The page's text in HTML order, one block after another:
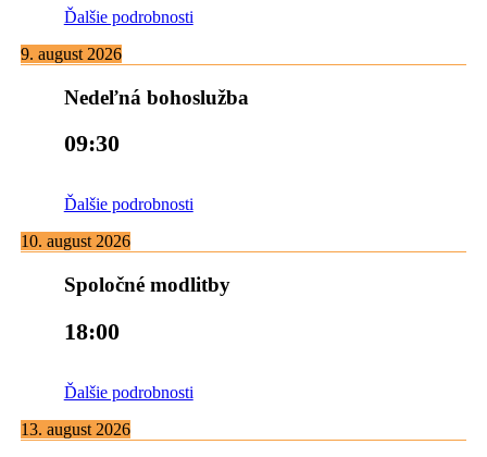
Ďalšie podrobnosti
9. august 2026
Nedeľná bohoslužba
09:30
Ďalšie podrobnosti
10. august 2026
Spoločné modlitby
18:00
Ďalšie podrobnosti
13. august 2026